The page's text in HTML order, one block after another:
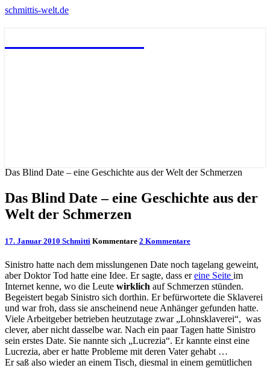
schmittis-welt.de
Das Blind Date – eine Geschichte aus der Welt der Schmerzen
Das Blind Date – eine Geschichte aus der
Welt der Schmerzen
17. Januar 2010 Schmitti Kommentare 2 Kommentare
Sinistro hatte nach dem misslungenen Date noch tagelang geweint,
aber Doktor Tod hatte eine Idee. Er sagte, dass ereine Seite im
Internet kenne, wo die Leute wirklich auf Schmerzen stünden.
Begeistert begab Sinistro sich dorthin. Er befürwortete die Sklaverei
und war froh, dass sie anscheinend neue Anhänger gefunden hatte.
Viele Arbeitgeber betrieben heutzutage zwar „Lohnsklaverei“, was
clever, aber nicht dasselbe war. Nach ein paar Tagen hatte Sinistro
sein erstes Date. Sie nannte sich „Lucrezia“. Er kannte einst eine
Lucrezia, aber er hatte Probleme mit deren Vater gehabt …
Er saß also wieder an einem Tisch, diesmal in einem gemütlichen